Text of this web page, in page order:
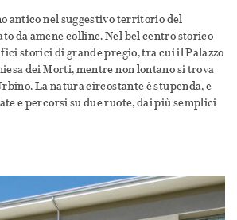
antico nel suggestivo territorio del
da amene colline. Nel bel centro storico
storici di grande pregio, tra cui il Palazzo
dei Morti, mentre non lontano si trova
La natura circostante è stupenda, e
e percorsi su due ruote, dai più semplici